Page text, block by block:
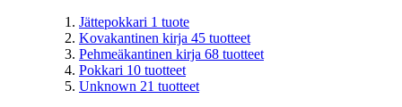
Jättepokkari 1 tuote
Kovakantinen kirja 45 tuotteet
Pehmeäkantinen kirja 68 tuotteet
Pokkari 10 tuotteet
Unknown 21 tuotteet